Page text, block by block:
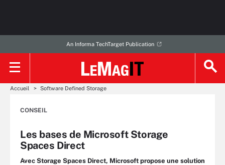
An Informa TechTarget Publication
Accueil Software Defined Storage
CONSEIL
Les bases de Microsoft Storage
Spaces Direct
Avec Storage Spaces Direct, Microsoft propose une solution